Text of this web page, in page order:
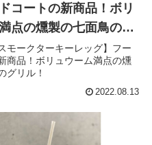
コートの新商品！ボリ
点の燻製の七面鳥のグ
モークターキーレッグ】フー
商品！ボリュウーム満点の燻
グリル！
2022.08.13